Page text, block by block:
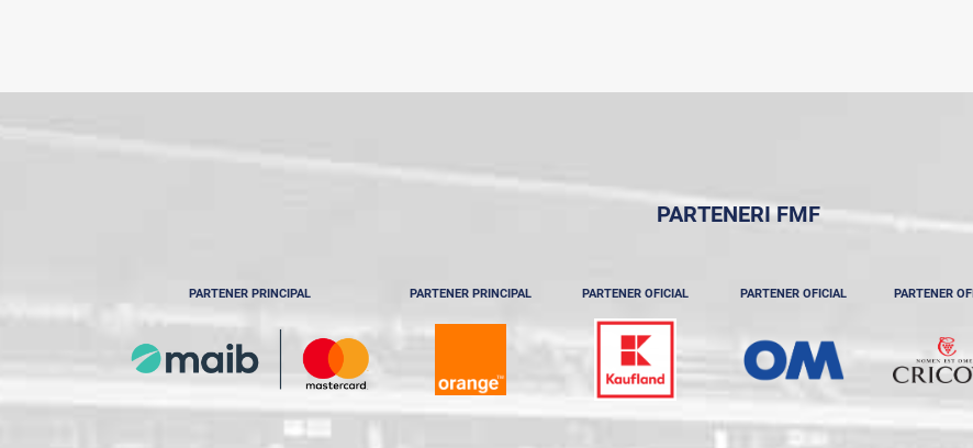
PARTENERI FMF
PARTENER PRINCIPAL PARTENER PRINCIPAL PARTENER OFICIAL PARTENER OFICIAL PARTENER